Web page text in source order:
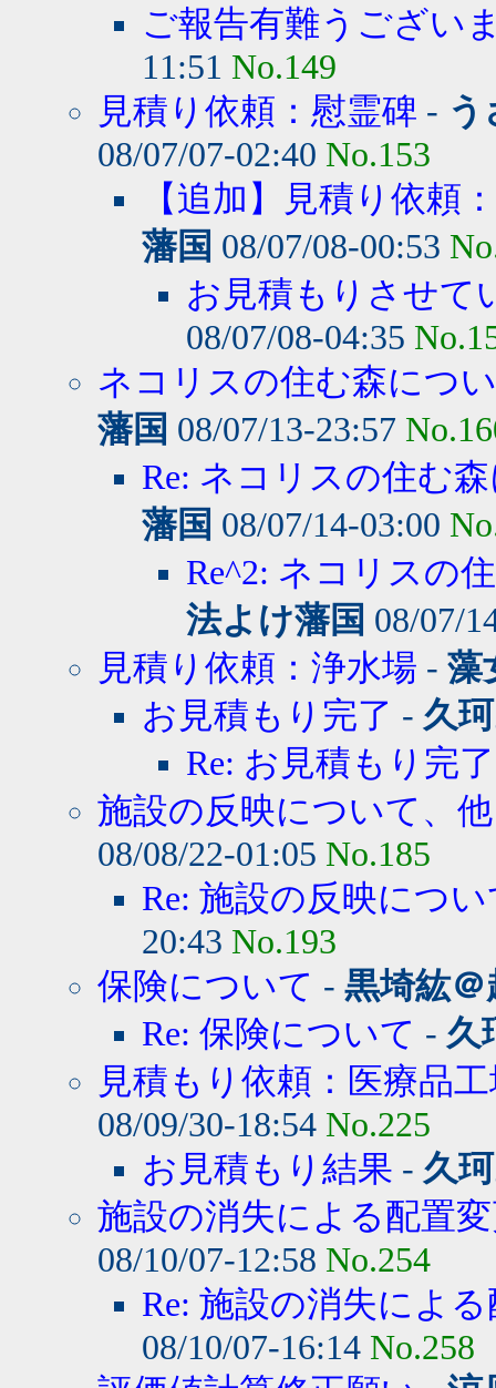
ご報告有難うござい
11:51 No.149
見積り依頼：慰霊碑 -
08/07/07-02:40 No.153
【追加】見積り依頼
藩国 08/07/08-00:53
お見積もりさせて
08/07/08-04:35
ネコリスの住む森につ
藩国 08/07/13-23:57
Re: ネコリスの住む
藩国 08/07/14-03:00
Re^2: ネコリスの
法よけ藩国 08/07/
見積り依頼：浄水場 - 藻
お見積もり完了 - 久
Re: お見積もり完了
施設の反映について、他
08/08/22-01:05 No.185
Re: 施設の反映につ
20:43 No.193
保険について - 黒埼紘
Re: 保険について - 久
見積もり依頼：医療品
08/09/30-18:54 No.225
お見積もり結果 - 久
施設の消失による配置
08/10/07-12:58 No.254
Re: 施設の消失によ
08/10/07-16:14 No.258